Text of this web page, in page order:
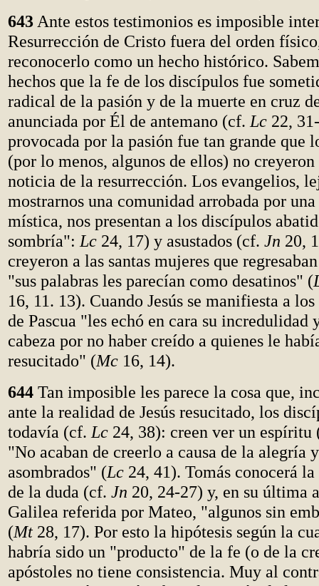
643 Ante estos testimonios es imposible
Resurrección de Cristo fuera del orden
reconocerlo como un hecho histórico.
hechos que la fe de los discípulos fue
radical de la pasión y de la muerte en cruz
anunciada por Él de antemano (cf. Lc 22,
provocada por la pasión fue tan grande que
(por lo menos, algunos de ellos) no
noticia de la resurrección. Los evangelios,
mostrarnos una comunidad arrobada por
mística, nos presentan a los discípulos
sombría": Lc 24, 17) y asustados (cf. Jn 20,
creyeron a las santas mujeres que
"sus palabras les parecían como desatinos" (
16, 11. 13). Cuando Jesús se manifiesta a
de Pascua "les echó en cara su incredulidad
cabeza por no haber creído a quienes le
resucitado" (Mc 16, 14).
644 Tan imposible les parece la cosa que,
ante la realidad de Jesús resucitado, los
todavía (cf. Lc 24, 38): creen ver un
"No acaban de creerlo a causa de la alegría
asombrados" (Lc 24, 41). Tomás conocerá
de la duda (cf. Jn 20, 24-27) y, en su última
Galilea referida por Mateo, "algunos sin
(Mt 28, 17). Por esto la hipótesis según la
habría sido un "producto" de la fe (o de la
apóstoles no tiene consistencia. Muy al